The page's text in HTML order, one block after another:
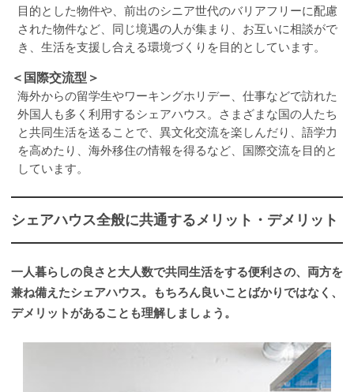
目的とした物件や、前出のシニア世代のバリアフリーに配慮
された物件など、同じ境遇の人が集まり、お互いに相談がで
き、生活を支援し合える環境づくりを目的としています。
＜国際交流型＞
海外からの留学生やワーキングホリデー、仕事などで訪れた
外国人も多く利用するシェアハウス。さまざまな国の人たち
と共同生活を送ることで、異文化交流を楽しんだり、語学力
を高めたり、海外移住の情報を得るなど、国際交流を目的と
しています。
シェアハウス全般に共通するメリット・デメリット
一人暮らしの良さと大人数で共同生活をする便利さの、両方を
兼ね備えたシェアハウス。もちろん良いことばかりではなく、
デメリットがあることも理解しましょう。